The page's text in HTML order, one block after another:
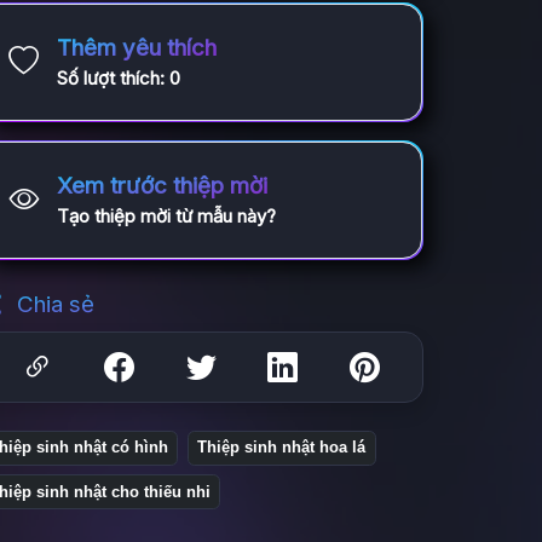
Thêm yêu thích
Số lượt thích: 0
Xem trước thiệp mời
Tạo thiệp mời từ mẫu này?
Chia sẻ
sinh nhật có hình Thiệp sinh nhật hoa lá
sinh nhật cho thiếu nhi